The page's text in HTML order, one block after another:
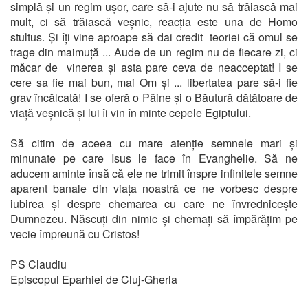
simplă și un regim ușor, care să-i ajute nu să trăiască mai
mult, ci să trăiască veșnic, reacția este una de Homo
stultus. Și îți vine aproape să dai credit teoriei că omul se
trage din maimuță ... Aude de un regim nu de fiecare zi, ci
măcar de vinerea și asta pare ceva de neacceptat! I se
cere sa fie mai bun, mai Om și ... libertatea pare să-i fie
grav încălcată! I se oferă o Pâine și o Băutură dătătoare de
viață veșnică și lui îi vin în minte cepele Egiptului.
Să citim de aceea cu mare atenție semnele mari și
minunate pe care Isus le face în Evanghelie. Să ne
aducem aminte însă că ele ne trimit înspre infinitele semne
aparent banale din viața noastră ce ne vorbesc despre
iubirea și despre chemarea cu care ne învrednicește
Dumnezeu. Născuți din nimic și chemați să împărățim pe
vecie împreună cu Cristos!
PS Claudiu
Episcopul Eparhiei de Cluj-Gherla